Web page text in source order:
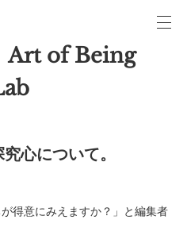
Art of Being
心について。
得意にみえますか？」と編集者